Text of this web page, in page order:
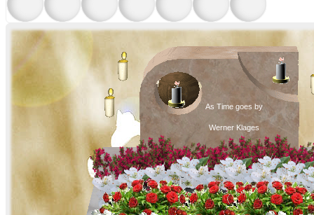
As Time goes by
Werner Klages